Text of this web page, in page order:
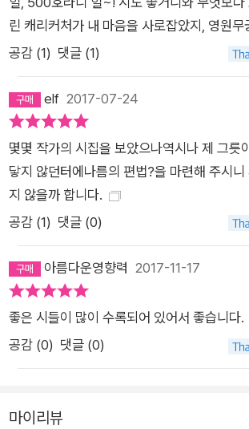
나, 시인 자체를 낭만화하여 누군가에게 억압
록 한 일도 뼈아프게 지적되었다. “무용한 것
관한 존재로서 읽고 쓰는 이들을 해방되게 하
해온 시는 여러 당면 과제를 안은 채 우리 앞
게 살아나가야 할 것이다. “문학의 자율성을 유지하면서 문학과
사회의 복잡한 연관을 추적한다는 문지의 고
론가 정과리)을 살리면서도 “전위의 언어로
를”(시인 이원) 이루어낸 <문학과지성 시인
가능보다 시의 무능이 더 많이 증명되더라도,
수 있는 일이 있다는 사실이 쉽게 증명되지 못
을 증명하는 일을 하길 희망한다”(문학평론가
40년, 새로운 500권의 시집으로 시를 통해 ‘
린 캐리커처가 내 마음을 사로잡았지, 영원무
공감 (1) 댓글 (1)
elf 2017-07-24
몇몇 작가의 시집을 보았으나역시나 제 그릇
닿지 않던터에나름의 편법?을 마련해 주시니
지 않을까 합니다.
공감 (1) 댓글 (0)
아름다운영향력 2017-11-17
좋은 시들이 많이 수록되어 있어서 좋습니다.
공감 (0) 댓글 (0)
마이리뷰